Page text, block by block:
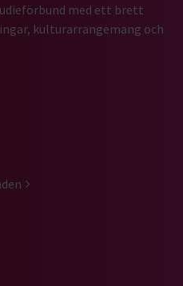
med ett brett
kulturarrangemang och